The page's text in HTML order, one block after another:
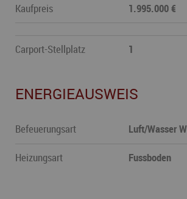
Kaufpreis 1.995.000 €
Carport-Stellplatz 1
ENERGIEAUSWEIS
Befeuerungsart Luft/Wasser
Heizungsart Fussboden